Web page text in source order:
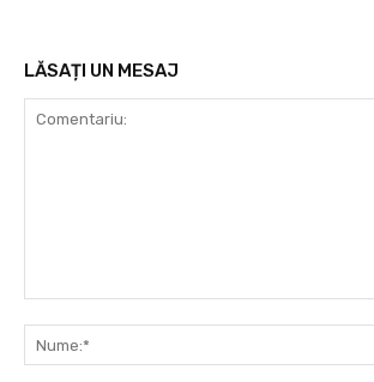
LĂSAȚI UN MESAJ